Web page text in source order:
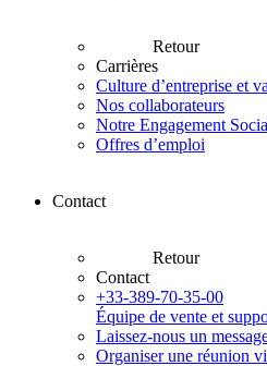
Retour
Carrières
Culture d’entreprise et
Nos collaborateurs
Notre Engagement
Offres d’emploi
Contact
Retour
Contact
+33-389-70-35-00
Équipe de vente et
Laissez-nous un
Organiser une réunion